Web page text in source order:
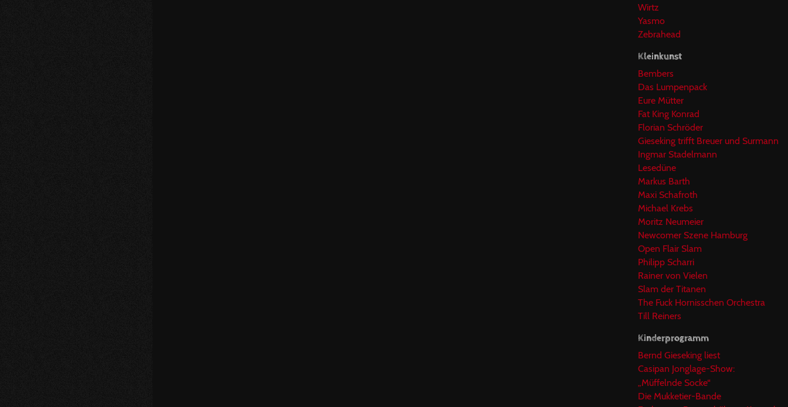
Wirtz
Yasmo
Zebrahead
Kleinkunst
Bembers
Das Lumpenpack
Eure Mütter
Fat King Konrad
Florian Schröder
Gieseking trifft Breuer und Surmann
Ingmar Stadelmann
Lesedüne
Markus Barth
Maxi Schafroth
Michael Krebs
Moritz Neumeier
Newcomer Szene Hamburg
Open Flair Slam
Philipp Scharri
Rainer von Vielen
Slam der Titanen
The Fuck Hornisschen Orchestra
Till Reiners
Kinderprogramm
Bernd Gieseking liest
Casipan Jonglage-Show:
„Müffelnde Socke“
Die Mukketier-Bande